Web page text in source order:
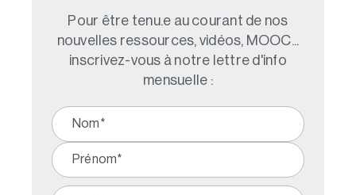
Pour être tenu.e au courant de nos
nouvelles ressources, vidéos, MOOC...
inscrivez-vous à notre lettre d'info
mensuelle :